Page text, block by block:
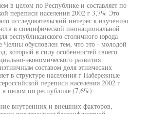
в целом по Республике и составляет по
переписи населения 2002 г 3,7% Это
исследовательский интерес к изучению
в специфической инонациональной
республиканского столичного юрода
обусловлен тем, что это - молодой
который в силу особенностей своего
экономического развития
составом доля этнических
в структуре населения г Набережные
переписи населения 2002 г
целом по республике (7,6%)
внутренних и внешних факторов,